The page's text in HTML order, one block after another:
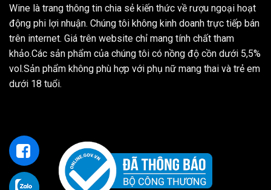
Wine là trang thông tin chia sẻ kiến thức về rượu ngoại hoạt
động phi lợi nhuận. Chúng tôi không kinh doanh trực tiếp bán
trên internet. Giá trên website chỉ mang tính chất tham
khảo.Các sản phẩm của chúng tôi có nồng độ cồn dưới 5,5%
vol.Sản phẩm không phù hợp với phụ nữ mang thai và trẻ em
dưới 18 tuổi.